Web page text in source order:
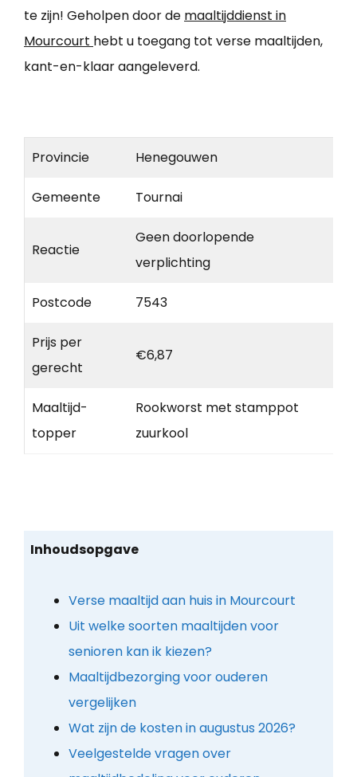
te zijn! Geholpen door de maaltijddienst in
Mourcourt hebt u toegang tot verse maaltijden,
kant-en-klaar aangeleverd.
Provincie Henegouwen
Gemeente Tournai
Reactie
Geen doorlopende
verplichting
Postcode 7543
Prijs per
gerecht
€6,87
Maaltijd-
topper
Rookworst met stamppot
zuurkool
Inhoudsopgave
Verse maaltijd aan huis in Mourcourt
Uit welke soorten maaltijden voor
senioren kan ik kiezen?
Maaltijdbezorging voor ouderen
vergelijken
Wat zijn de kosten in augustus 2026?
Veelgestelde vragen over